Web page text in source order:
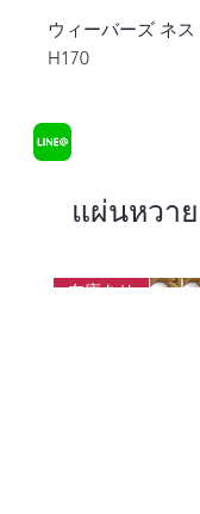
ウィーバーズ ネ
H170
แผ่นหวา
在庫あり